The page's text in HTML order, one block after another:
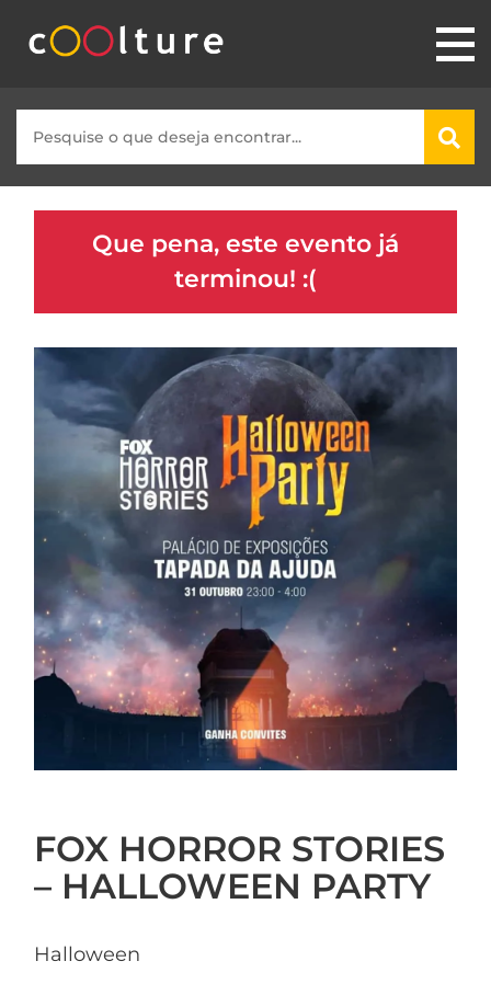
Que pena, este evento já
terminou! :(
FOX HORROR STORIES
– HALLOWEEN PARTY
Halloween